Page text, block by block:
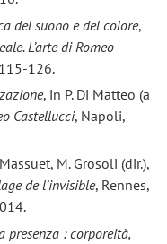
del suono e del colore,
L’arte di Romeo
126.
, in P. Di Matteo (a
Castellucci, Napoli,
Massuet, M. Grosoli (dir.),
de l’invisible, Rennes,
presenza : corporeità,